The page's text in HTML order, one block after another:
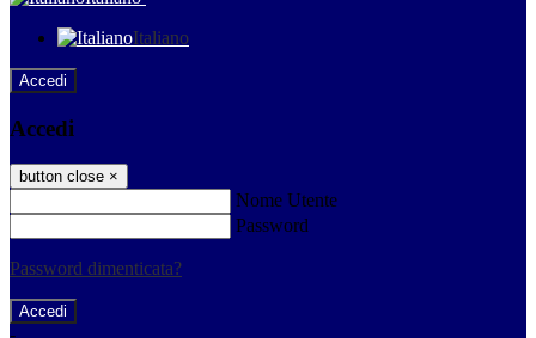
Italiano
Accedi
Accedi
button close ×
Nome Utente
Password
Password dimenticata?